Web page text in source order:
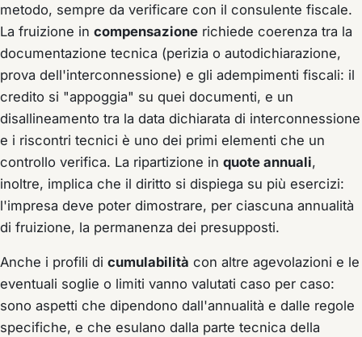
metodo, sempre da verificare con il consulente fiscale.
La fruizione in compensazione richiede coerenza tra la
documentazione tecnica (perizia o autodichiarazione,
prova dell'interconnessione) e gli adempimenti fiscali: il
credito si "appoggia" su quei documenti, e un
disallineamento tra la data dichiarata di interconnessione
e i riscontri tecnici è uno dei primi elementi che un
controllo verifica. La ripartizione in quote annuali,
inoltre, implica che il diritto si dispiega su più esercizi:
l'impresa deve poter dimostrare, per ciascuna annualità
di fruizione, la permanenza dei presupposti.
Anche i profili di cumulabilità con altre agevolazioni e le
eventuali soglie o limiti vanno valutati caso per caso:
sono aspetti che dipendono dall'annualità e dalle regole
specifiche, e che esulano dalla parte tecnica della